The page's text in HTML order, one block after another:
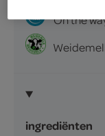
On the
ingrediënten